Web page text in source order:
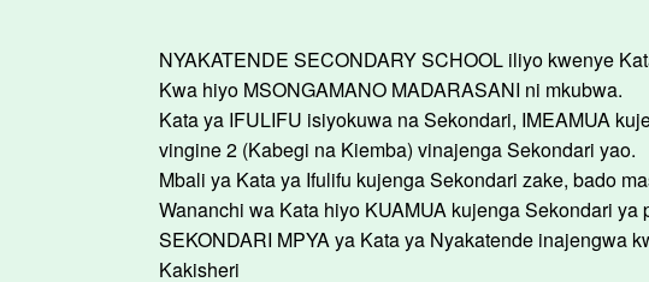
NYAKATENDE SECONDARY SCHOOL iliyo kwenye
Kwa hiyo MSONGAMANO MADARASANI ni mkubwa.
Kata ya IFULIFU isiyokuwa na Sekondari, IMEAMUA
vingine 2 (Kabegi na Kiemba) vinajenga Sekondari yao.
Mbali ya Kata ya Ifulifu kujenga Sekondari zake, bado
Wananchi wa Kata hiyo KUAMUA kujenga Sekondari ya
SEKONDARI MPYA ya Kata ya Nyakatende inajengwa
Kakisheri